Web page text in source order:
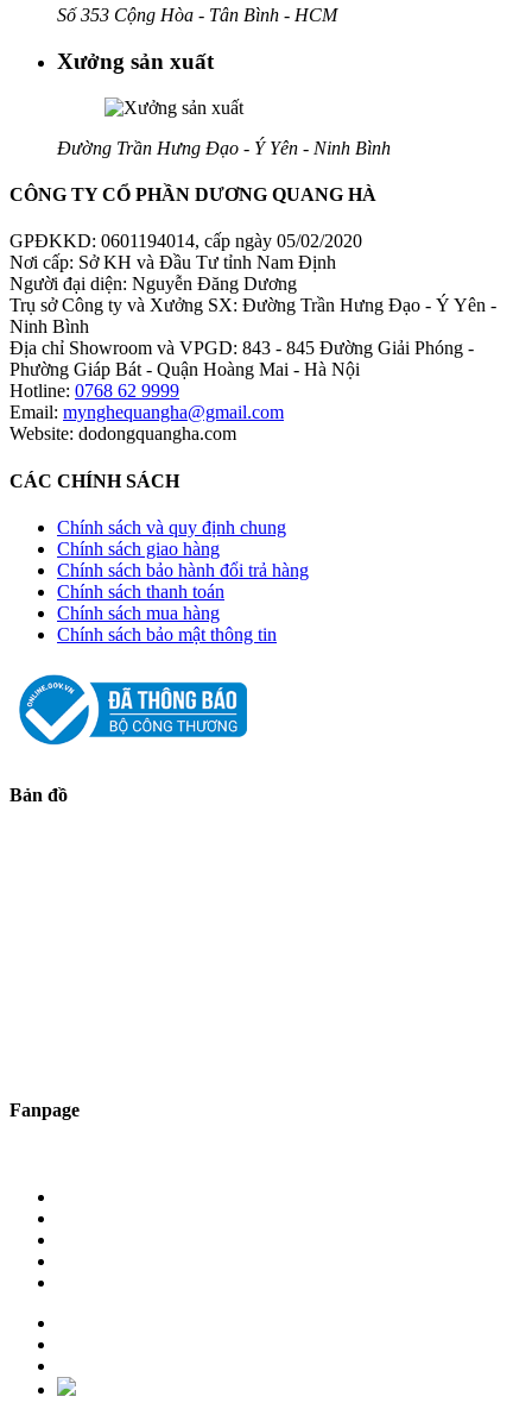
Số 353 Cộng Hòa - Tân Bình - HCM
Xưởng sản xuất
Đường Trần Hưng Đạo - Ý Yên - Ninh Bình
CÔNG TY CỔ PHẦN DƯƠNG QUANG HÀ
GPĐKKD: 0601194014, cấp ngày 05/02/2020
Nơi cấp: Sở KH và Đầu Tư tỉnh Nam Định
Người đại diện: Nguyễn Đăng Dương
Trụ sở Công ty và Xưởng SX: Đường Trần Hưng Đạo - Ý Yên -
Ninh Bình
Địa chỉ Showroom và VPGD: 843 - 845 Đường Giải Phóng -
Phường Giáp Bát - Quận Hoàng Mai - Hà Nội
Hotline: 0768 62 9999
Email: mynghequangha@gmail.com
Website: dodongquangha.com
CÁC CHÍNH SÁCH
Chính sách và quy định chung
Chính sách giao hàng
Chính sách bảo hành đổi trả hàng
Chính sách thanh toán
Chính sách mua hàng
Chính sách bảo mật thông tin
Bản đồ
Fanpage